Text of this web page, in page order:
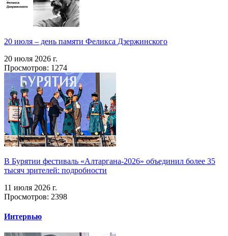
20 июля – день памяти Феликса Дзержинского
20 июля 2026 г.
Просмотров: 1274
В Бурятии фестиваль «Алтаргана-2026» объединил более 35
тысяч зрителей: подробности
11 июля 2026 г.
Просмотров: 2398
Интервью